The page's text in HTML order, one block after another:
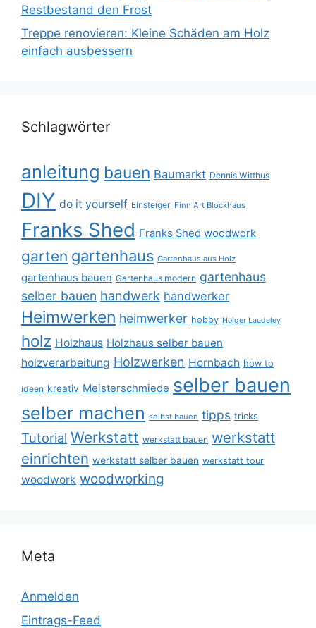
Restbestand den Frost
Treppe renovieren: Kleine Schäden am Holz
einfach ausbessern
Schlagwörter
anleitung bauen Baumarkt Dennis Witthus
DIY do it yourself Einsteiger Finn Art Blockhaus
Franks Shed Franks Shed woodwork
garten gartenhaus Gartenhaus aus Holz
gartenhaus bauen Gartenhaus modern gartenhaus
selber bauen handwerk handwerker
Heimwerken heimwerker hobby Holger Laudeley
holz Holzhaus Holzhaus selber bauen
holzverarbeitung Holzwerken Hornbach how to
ideen kreativ Meisterschmiede selber bauen
selber machen selbst bauen tipps tricks
Tutorial Werkstatt werkstatt bauen werkstatt
einrichten werkstatt selber bauen werkstatt tour
woodwork woodworking
Meta
Anmelden
Eintrags-Feed